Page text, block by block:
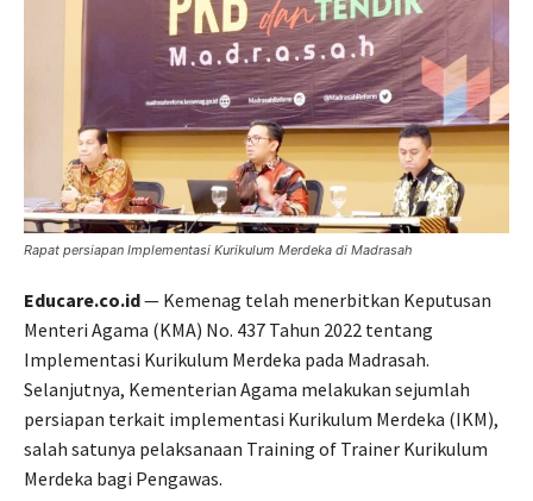
Rapat persiapan Implementasi Kurikulum Merdeka di Madrasah
Educare.co.id— Kemenag telah menerbitkan Keputusan
Menteri Agama (KMA) No. 437 Tahun 2022 tentang
Implementasi Kurikulum Merdeka pada Madrasah.
Selanjutnya, Kementerian Agama melakukan sejumlah
persiapan terkait implementasi Kurikulum Merdeka (IKM),
salah satunya pelaksanaan Training of Trainer Kurikulum
Merdeka bagi Pengawas.